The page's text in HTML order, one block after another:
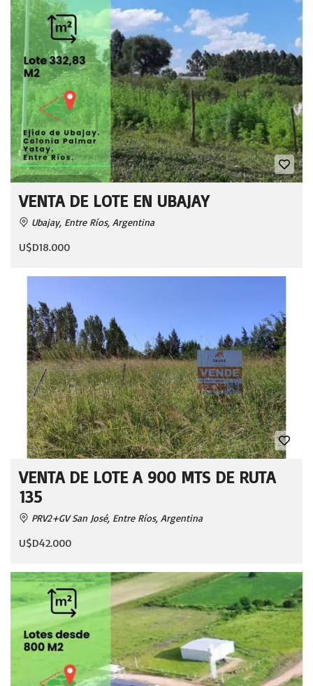
VENTA DE LOTE EN UBAJAY
Ubajay, Entre Ríos, Argentina
U$D18.000
VENTA DE LOTE A 900 MTS DE RUTA
135
PRV2+GV San José, Entre Ríos, Argentina
U$D42.000